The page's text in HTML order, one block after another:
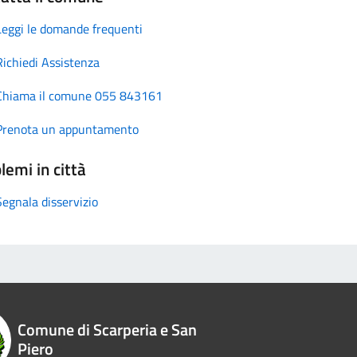
le domande frequenti
Assistenza
il comune 055 843161
un appuntamento
in città
disservizio
Comune di Scarperia e San
Piero